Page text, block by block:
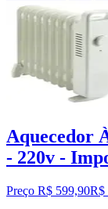
Aquecedor
- 220v -
Preço R$ 599,90R$